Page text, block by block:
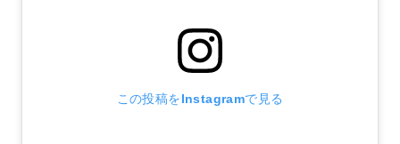
この投稿をInstagramで見る